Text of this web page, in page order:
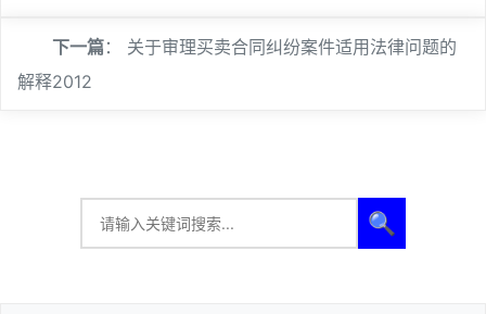
下一篇： 关于审理买卖合同纠纷案件适用法律问题的
解释2012
🔍